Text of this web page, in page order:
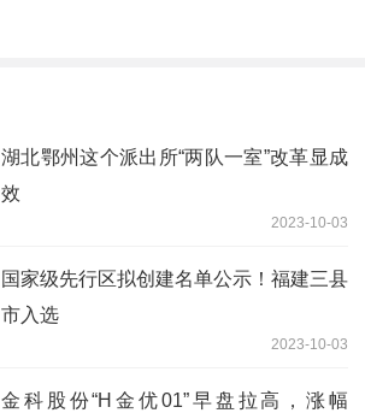
湖北鄂州这个派出所“两队一室”改革显成
效
2023-10-03
国家级先行区拟创建名单公示！福建三县
市入选
2023-10-03
金科股份“H金优01”早盘拉高，涨幅